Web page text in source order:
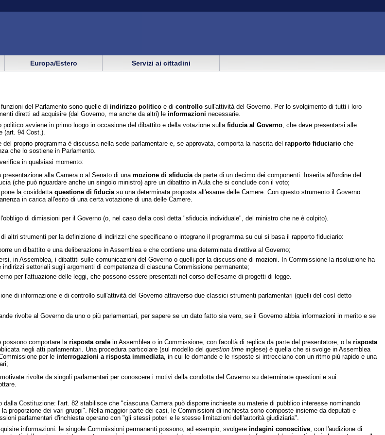
Europa/Estero Servizi ai cittadini
del Parlamento sono quelle di indirizzo politicoe di controllosull'attività del Governo. Per lo svolgimento di tutti i loro
diretti ad acquisire (dal Governo, ma anche da altri) le informazioni necessarie.
politico avviene in primo luogo in occasione del dibattito e della votazione sulla fiducia al Governo, che deve presentarsi alle
(art. 94 Cost.).
proprio programma è discussa nella sede parlamentare e, se approvata, comporta la nascita del rapporto fiduciarioche
che lo sostiene in Parlamento.
in qualsiasi momento:
alla Camera o al Senato di una mozione di sfiduciada parte di un decimo dei componenti. Inserita all'ordine del
(che può riguardare anche un singolo ministro) apre un dibattito in Aula che si conclude con il voto;
la cosiddetta questione di fiduciasu una determinata proposta all'esame delle Camere. Con questo strumento il Governo
in carica all'esito di una certa votazione di una delle Camere.
di dimissioni per il Governo (o, nel caso della così detta "sfiducia individuale", del ministro che ne è colpito).
altri strumenti per la definizione di indirizzi che specificano o integrano il programma su cui si basa il rapporto fiduciario:
un dibattito e una deliberazione in Assemblea e che contiene una determinata direttiva al Governo;
in Assemblea, i dibattiti sulle comunicazioni del Governo o quelli per la discussione di mozioni. In Commissione la risoluzione ha
settoriali sugli argomenti di competenza di ciascuna Commissione permanente;
per l'attuazione delle leggi, che possono essere presentati nel corso dell'esame di progetti di legge.
di informazione e di controllo sull'attività del Governo attraverso due classici strumenti parlamentari (quelli del così detto
rivolte al Governo da uno o più parlamentari, per sapere se un dato fatto sia vero, se il Governo abbia informazioni in merito e se
possono comportare la risposta oralein Assemblea o in Commissione, con facoltà di replica da parte del presentatore, o la risposta
negli atti parlamentari. Una procedura particolare (sul modello del question timeinglese) è quella che si svolge in Assemblea
per le interrogazioni a risposta immediata, in cui le domande e le risposte si intrecciano con un ritmo più rapido e una
rivolte da singoli parlamentari per conoscere i motivi della condotta del Governo su determinate questioni e sui
Costituzione: l'art. 82 stabilisce che "ciascuna Camera può disporre inchieste su materie di pubblico interesse nominando
proporzione dei vari gruppi". Nella maggior parte dei casi, le Commissioni di inchiesta sono composte insieme da deputati e
parlamentari d'inchiesta operano con "gli stessi poteri e le stesse limitazioni dell'autorità giudiziaria".
informazioni: le singole Commissioni permanenti possono, ad esempio, svolgere indagini conoscitive, con l'audizione di